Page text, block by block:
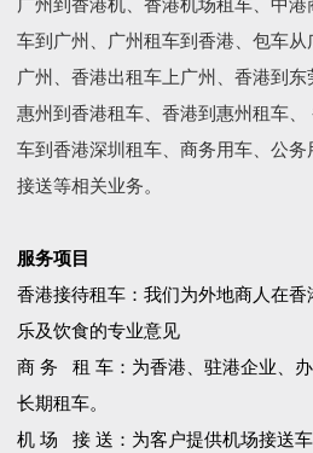
广州到香港机、香港机场租车、中
车到广州、广州租车到香港、包车从
广州、香港出租车上广州、香港到东
惠州到香港租车、香港到惠州租车、
车到香港深圳租车、商务用车、公
接送等相关业务。
服务项目
香港接待租车：我们为外地商人在
乐及饮食的专业意见
商 务 租 车：为香港、驻港企业、
长期租车。
机 场 接 送：为客户提供机场接送